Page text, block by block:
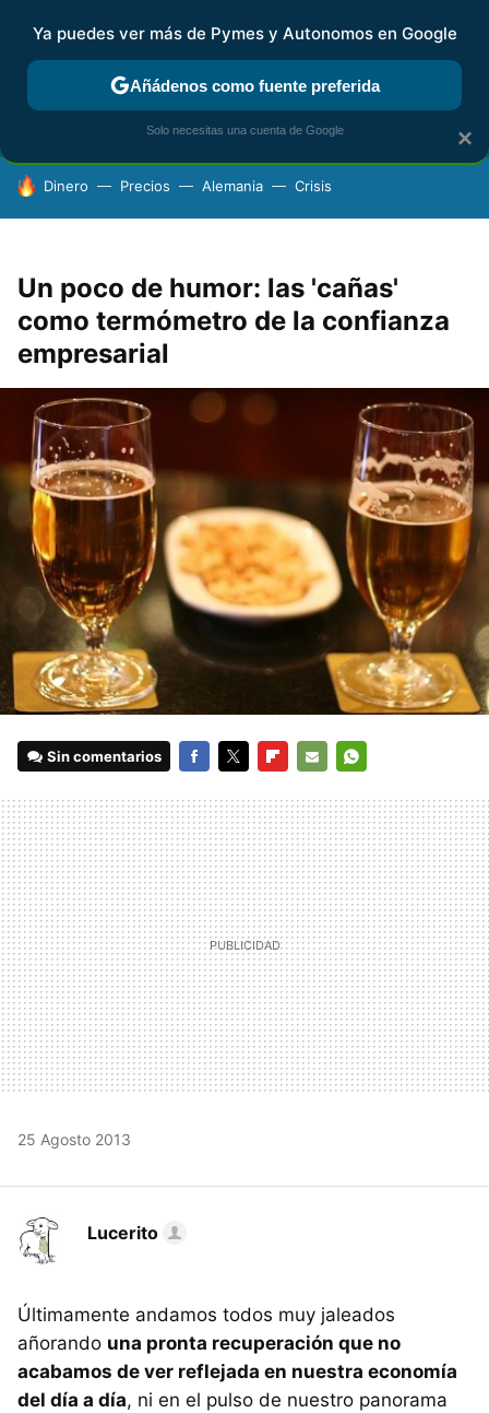
FISCALIDAD Y CONTABILIDAD KIT DIGITAL RENTA
HOY SE HABLA DE
Dinero Precios Alemania Crisis
Un poco de humor: las 'cañas'
como termómetro de la confianza
empresarial
Sin comentarios
MAIL
25 Agosto 2013
Lucerito
Últimamente andamos todos muy jaleados
añorando una pronta recuperación que no
acabamos de ver reflejada en nuestra economía
del día a día, ni en el pulso de nuestro panorama
×
Ya puedes ver más de Pymes y Autonomos en Google
Añádenos como fuente preferida
Solo necesitas una cuenta de Google